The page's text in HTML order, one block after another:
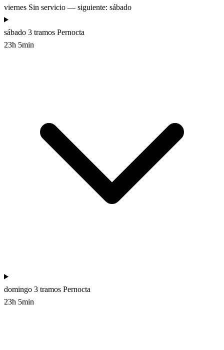
viernes Sin servicio — siguiente: sábado
sábado 3 tramos Pernocta
23h 5min
domingo 3 tramos Pernocta
23h 5min